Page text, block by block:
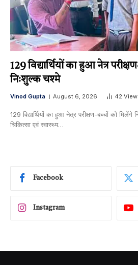
129 विद्यार्थियों का हुआ नेत्र
निःशुल्क चश्मे
Vinod Gupta August 6, 2026 42
129 विद्यार्थियों का हुआ नेत्र परीक्षण-बच्चों को
चिकित्सा एवं स्वास्थ्य…
Facebook
Instagram